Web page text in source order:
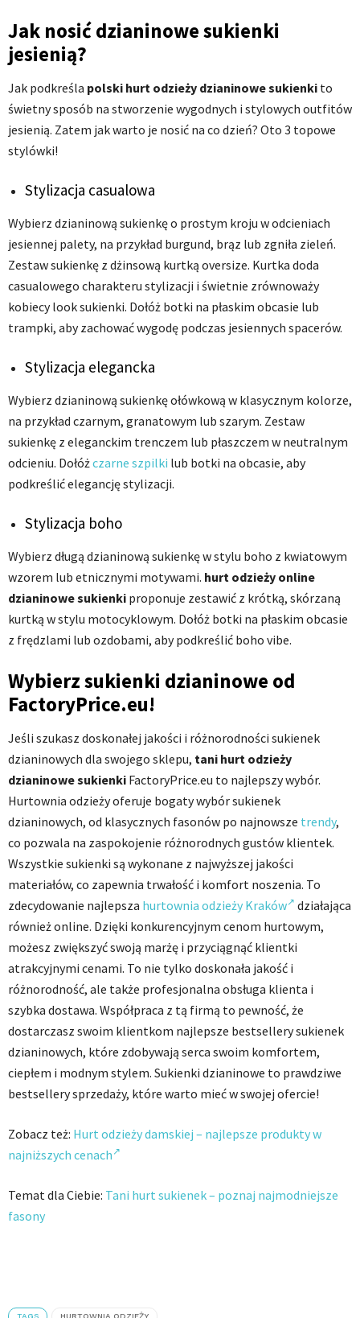
Jak nosić dzianinowe sukienki
jesienią?
Jak podkreśla polski hurt odzieży dzianinowe sukienki to
świetny sposób na stworzenie wygodnych i stylowych outfitów
jesienią. Zatem jak warto je nosić na co dzień? Oto 3 topowe
stylówki!
Stylizacja casualowa
Wybierz dzianinową sukienkę o prostym kroju w odcieniach
jesiennej palety, na przykład burgund, brąz lub zgniła zieleń.
Zestaw sukienkę z dżinsową kurtką oversize. Kurtka doda
casualowego charakteru stylizacji i świetnie zrównoważy
kobiecy look sukienki. Dołóż botki na płaskim obcasie lub
trampki, aby zachować wygodę podczas jesiennych spacerów.
Stylizacja elegancka
Wybierz dzianinową sukienkę ołówkową w klasycznym kolorze,
na przykład czarnym, granatowym lub szarym. Zestaw
sukienkę z eleganckim trenczem lub płaszczem w neutralnym
odcieniu. Dołóżczarne szpilki lub botki na obcasie, aby
podkreślić elegancję stylizacji.
Stylizacja boho
Wybierz długą dzianinową sukienkę w stylu boho z kwiatowym
wzorem lub etnicznymi motywami. hurt odzieży online
dzianinowe sukienki proponuje zestawić z krótką, skórzaną
kurtką w stylu motocyklowym. Dołóż botki na płaskim obcasie
z frędzlami lub ozdobami, aby podkreślić boho vibe.
Wybierz sukienki dzianinowe od
FactoryPrice.eu!
Jeśli szukasz doskonałej jakości i różnorodności sukienek
dzianinowych dla swojego sklepu, tani hurt odzieży
dzianinowe sukienki FactoryPrice.eu to najlepszy wybór.
Hurtownia odzieży oferuje bogaty wybór sukienek
dzianinowych, od klasycznych fasonów po najnowsze trendy,
co pozwala na zaspokojenie różnorodnych gustów klientek.
Wszystkie sukienki są wykonane z najwyższej jakości
materiałów, co zapewnia trwałość i komfort noszenia. To
zdecydowanie najlepsza hurtownia odzieży Kraków
działająca
również online. Dzięki konkurencyjnym cenom hurtowym,
możesz zwiększyć swoją marżę i przyciągnąć klientki
atrakcyjnymi cenami. To nie tylko doskonała jakość i
różnorodność, ale także profesjonalna obsługa klienta i
szybka dostawa. Współpraca z tą firmą to pewność, że
dostarczasz swoim klientkom najlepsze bestsellery sukienek
dzianinowych, które zdobywają serca swoim komfortem,
ciepłem i modnym stylem. Sukienki dzianinowe to prawdziwe
bestsellery sprzedaży, które warto mieć w swojej ofercie!
Zobacz też: Hurt odzieży damskiej – najlepsze produkty w
najniższych cenach
Temat dla Ciebie: Tani hurt sukienek – poznaj najmodniejsze
fasony
TAGS HURTOWNIA ODZIEŻY